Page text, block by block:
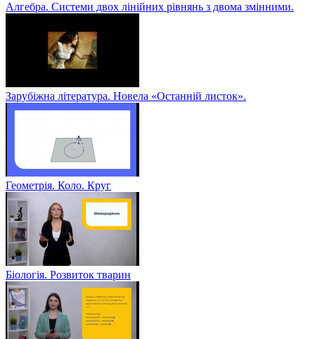
Алгебра. Системи двох лінійних рівнянь з двома змінними.
Зарубіжна література. Новела «Останній листок».
Геометрія. Коло. Круг
Біологія. Розвиток тварин